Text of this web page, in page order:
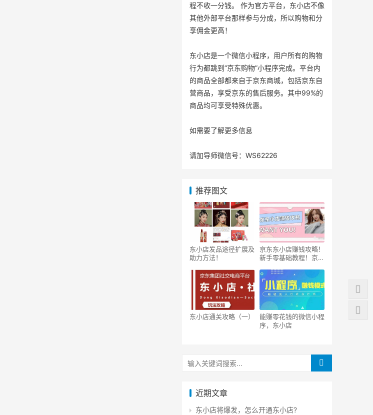
程不收一分钱。 作为官方平台，东小店不像
其他外部平台那样参与分成，所以购物和分
享佣金更高！
东小店是一个微信小程序，用户所有的购物
行为都跳到“京东购物”小程序完成。平台内
的商品全部都来自于京东商城，包括京东自
营商品，享受京东的售后服务。其中99%的
商品均可享受特殊优惠。
如需要了解更多信息
请加导师微信号：WS62226
推荐图文
东小店发品途径扩展及
助力方法！
京东东小店赚钱攻略！
新手零基础教程！京东
零基础教程！
东小店通关攻略（一）
能赚零花钱的微信小程
序，东小店
近期文章
东小店将爆发，怎么开通东小店?